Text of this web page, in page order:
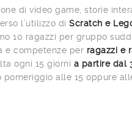
di video game, storie
l’utilizzo di Scratch e
10 ragazzi per gruppo
e competenze per ragazzi e
ogni 15 giorni a partire dal
pomeriggio alle 15 oppure